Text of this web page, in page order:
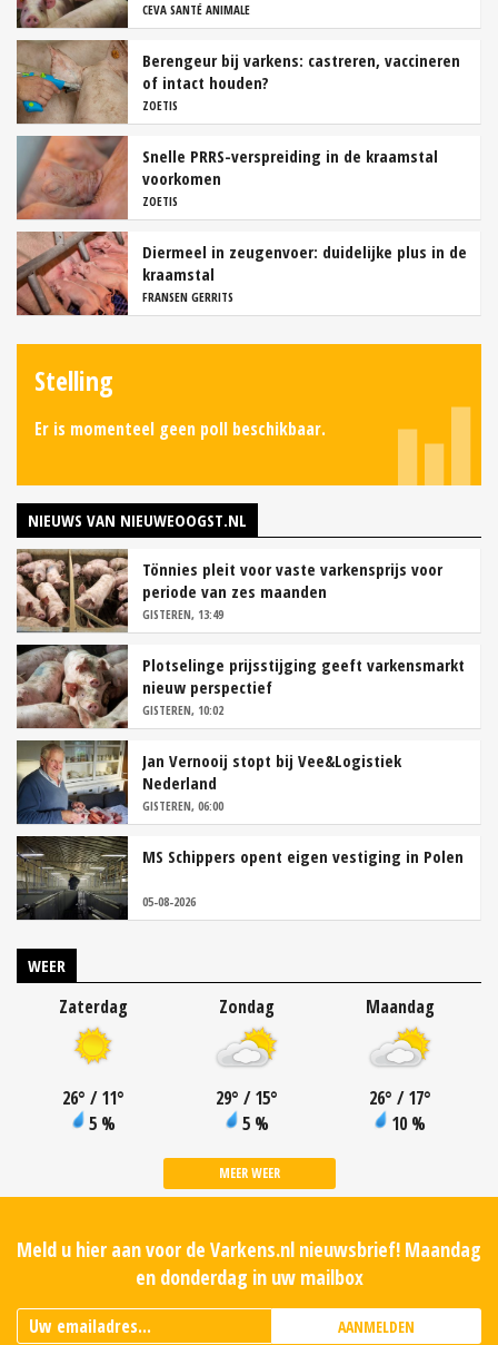
CEVA SANTÉ ANIMALE
Berengeur bij varkens: castreren, vaccineren
of intact houden?
ZOETIS
Snelle PRRS-verspreiding in de kraamstal
voorkomen
ZOETIS
Diermeel in zeugenvoer: duidelijke plus in de
kraamstal
FRANSEN GERRITS
Stelling
Er is momenteel geen poll beschikbaar.
NIEUWS VAN NIEUWEOOGST.NL
Tönnies pleit voor vaste varkensprijs voor
periode van zes maanden
GISTEREN, 13:49
Plotselinge prijsstijging geeft varkensmarkt
nieuw perspectief
GISTEREN, 10:02
Jan Vernooij stopt bij Vee&Logistiek
Nederland
GISTEREN, 06:00
MS Schippers opent eigen vestiging in Polen
05-08-2026
WEER
Zaterdag
26° / 11°
5 %
Zondag
29° / 15°
5 %
Maandag
26° / 17°
10 %
MEER WEER
Meld u hier aan voor de Varkens.nl nieuwsbrief! Maandag
en donderdag in uw mailbox
AANMELDEN